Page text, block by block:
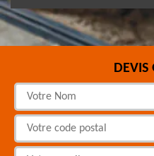
DEVIS